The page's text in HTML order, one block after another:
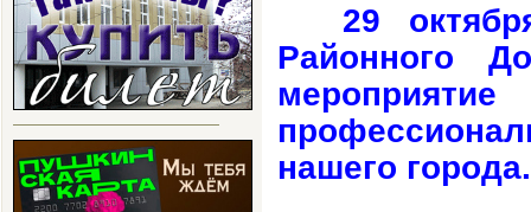
29
Районного
нашего города.